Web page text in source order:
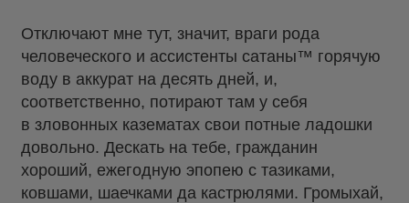
Отключают мне тут, значит, враги рода
человеческого и ассистенты сатаны™ горячую
воду в аккурат на десять дней, и,
соответственно, потирают там у себя
в зловонных казематах свои потные ладошки
довольно. Дескать на тебе, гражданин
хороший, ежегодную эпопею с тазиками,
ковшами, шаечками да кастрюлями. Громыхай,